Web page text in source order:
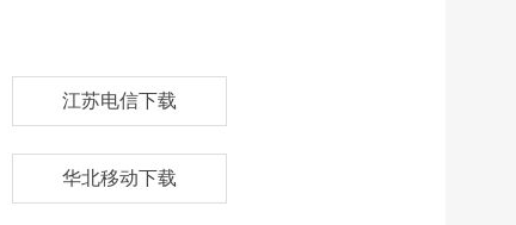
江苏电信下载
华北移动下载